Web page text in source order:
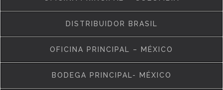
DISTRIBUIDOR BRASIL
OFICINA PRINCIPAL – MÉXICO
BODEGA PRINCIPAL- MÉXICO